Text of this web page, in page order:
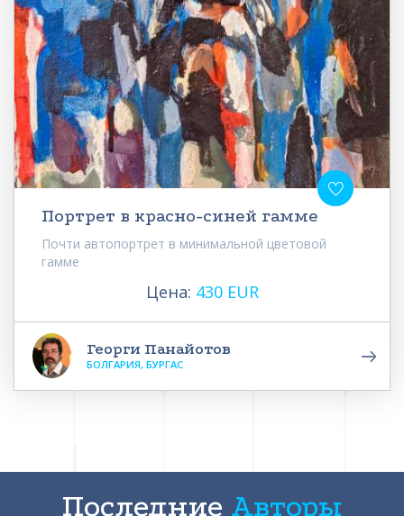
Портрет в красно-синей гамме
Почти автопортрет в минимальной цветовой
гамме
Цена: 430 EUR
Георги Панайотов
БОЛГАРИЯ, БУРГАС
Последние Авторы